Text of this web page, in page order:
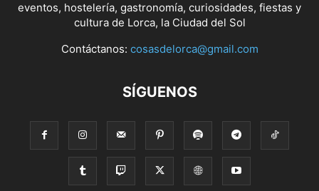
eventos, hostelería, gastronomía, curiosidades, fiestas y
cultura de Lorca, la Ciudad del Sol
Contáctanos: cosasdelorca@gmail.com
SÍGUENOS